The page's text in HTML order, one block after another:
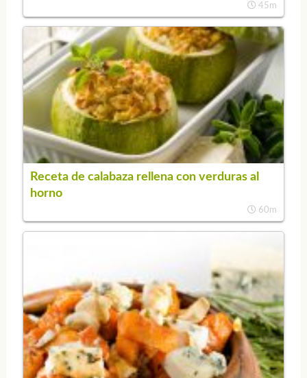
45m
Receta de calabaza rellena con verduras al
horno
60m